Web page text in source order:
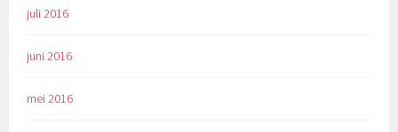
juli 2016
juni 2016
mei 2016